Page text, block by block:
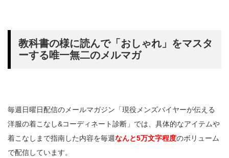
教科書の様に読んで「おしゃれ」をマスタ
ーする唯一無二のメルマガ
毎週日曜日配信のメールマガジン「現役メンズバイヤーが伝える
洋服の着こなし&コーディネート診断」では、具体的なアイテムや
着こなしまで指南した内容を毎週なんと5万文字程度のボリューム
で配信しています。